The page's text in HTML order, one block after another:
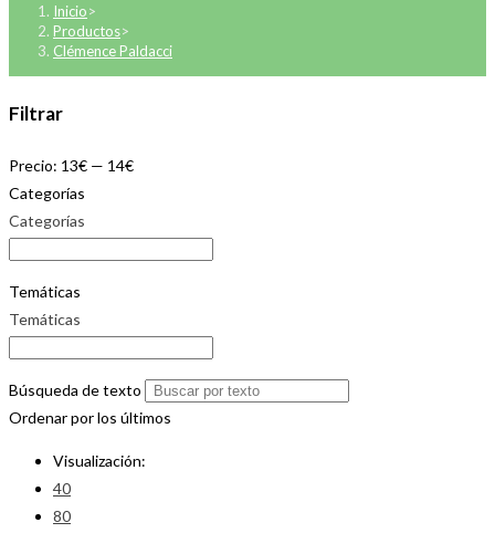
Inicio>
Productos>
Clémence Paldacci
Filtrar
Precio: 13€ — 14€
Categorías
Categorías
Temáticas
Temáticas
Búsqueda de texto
Ordenar por los últimos
Visualización:
40
80